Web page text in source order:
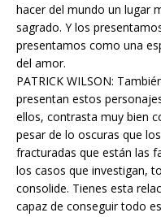
hacer del mundo un lugar
sagrado. Y los
presentamos como una
del amor.
PATRICK WILSON:
presentan estos
ellos, contrasta muy bien
pesar de lo oscuras que
fracturadas que están las
los casos que investigan,
consolide. Tienes esta
capaz de conseguir todo